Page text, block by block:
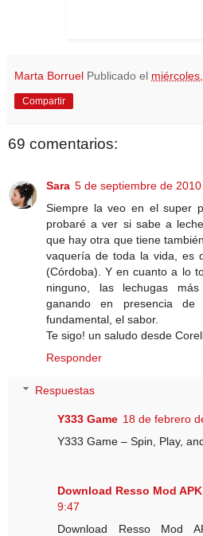
Marta Borruel Publicado el
Compartir
69 comentarios:
Sara 5 de septiembre de 2010
Siempre la veo en el super
probaré a ver si sabe a
que hay otra que tiene
vaquería de toda la vida, es
(Córdoba). Y en cuanto a lo
ninguno, las lechugas
ganando en presencia
fundamental, el sabor.
Te sigo! un saludo desde
Responder
Respuestas
Y333 Game 18 de febrero
Y333 Game – Spin, Play,
Download Resso Mod APK
9:47
Download Resso Mod